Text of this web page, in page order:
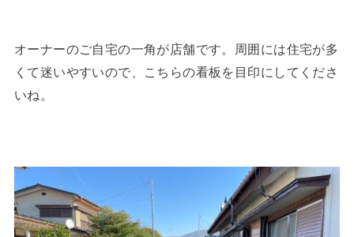
オーナーのご自宅の一角が店舗です。周囲には住宅が多
くて迷いやすいので、こちらの看板を目印にしてくださ
いね。